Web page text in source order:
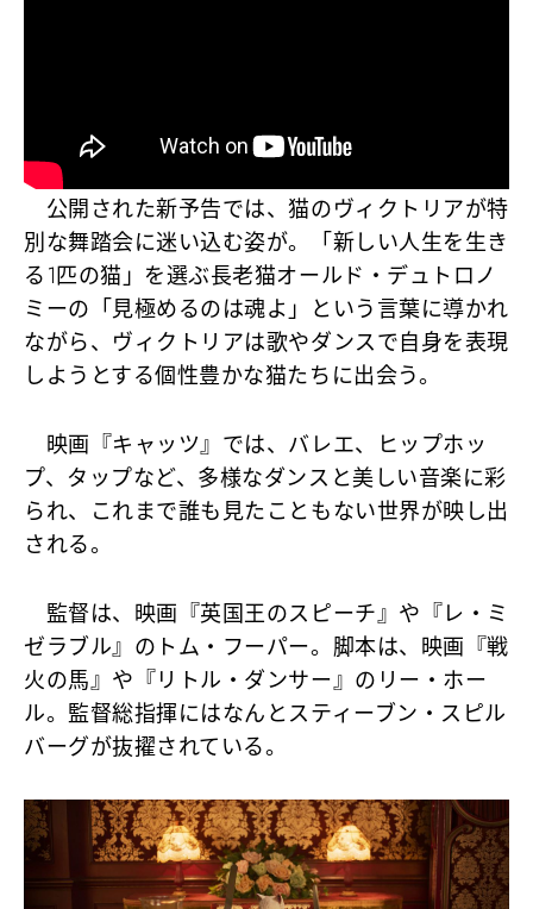
公開された新予告では、猫のヴィクトリアが特
別な舞踏会に迷い込む姿が。「新しい人生を生き
る1匹の猫」を選ぶ長老猫オールド・デュトロノ
ミーの「見極めるのは魂よ」という言葉に導かれ
ながら、ヴィクトリアは歌やダンスで自身を表現
しようとする個性豊かな猫たちに出会う。
映画『キャッツ』では、バレエ、ヒップホッ
プ、タップなど、多様なダンスと美しい音楽に彩
られ、これまで誰も見たこともない世界が映し出
される。
監督は、映画『英国王のスピーチ』や『レ・ミ
ゼラブル』のトム・フーパー。脚本は、映画『戦
火の馬』や『リトル・ダンサー』のリー・ホー
ル。監督総指揮にはなんとスティーブン・スピル
バーグが抜擢されている。